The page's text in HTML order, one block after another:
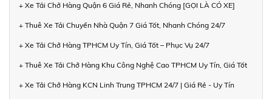
+ Xe Tải Chở Hàng Quận 6 Giá Rẻ, Nhanh Chóng [GỌI LÀ CÓ XE]
+ Thuê Xe Tải Chuyển Nhà Quận 7 Giá Tốt, Nhanh Chóng 24/7
+ Xe Tải Chở Hàng TPHCM Uy Tín, Giá Tốt – Phục Vụ 24/7
+ Thuê Xe Tải Chở Hàng Khu Công Nghệ Cao TPHCM Uy Tín, Giá Tốt
+ Xe Tải Chở Hàng KCN Linh Trung TPHCM 24/7 | Giá Rẻ - Uy Tín